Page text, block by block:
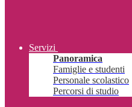
Servizi
Panoramica
Famiglie e studenti
Personale scolastico
Percorsi di studio